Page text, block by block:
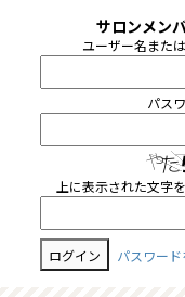
サロンメン
ユーザー名また
パス
上に表示された文字
パスワー